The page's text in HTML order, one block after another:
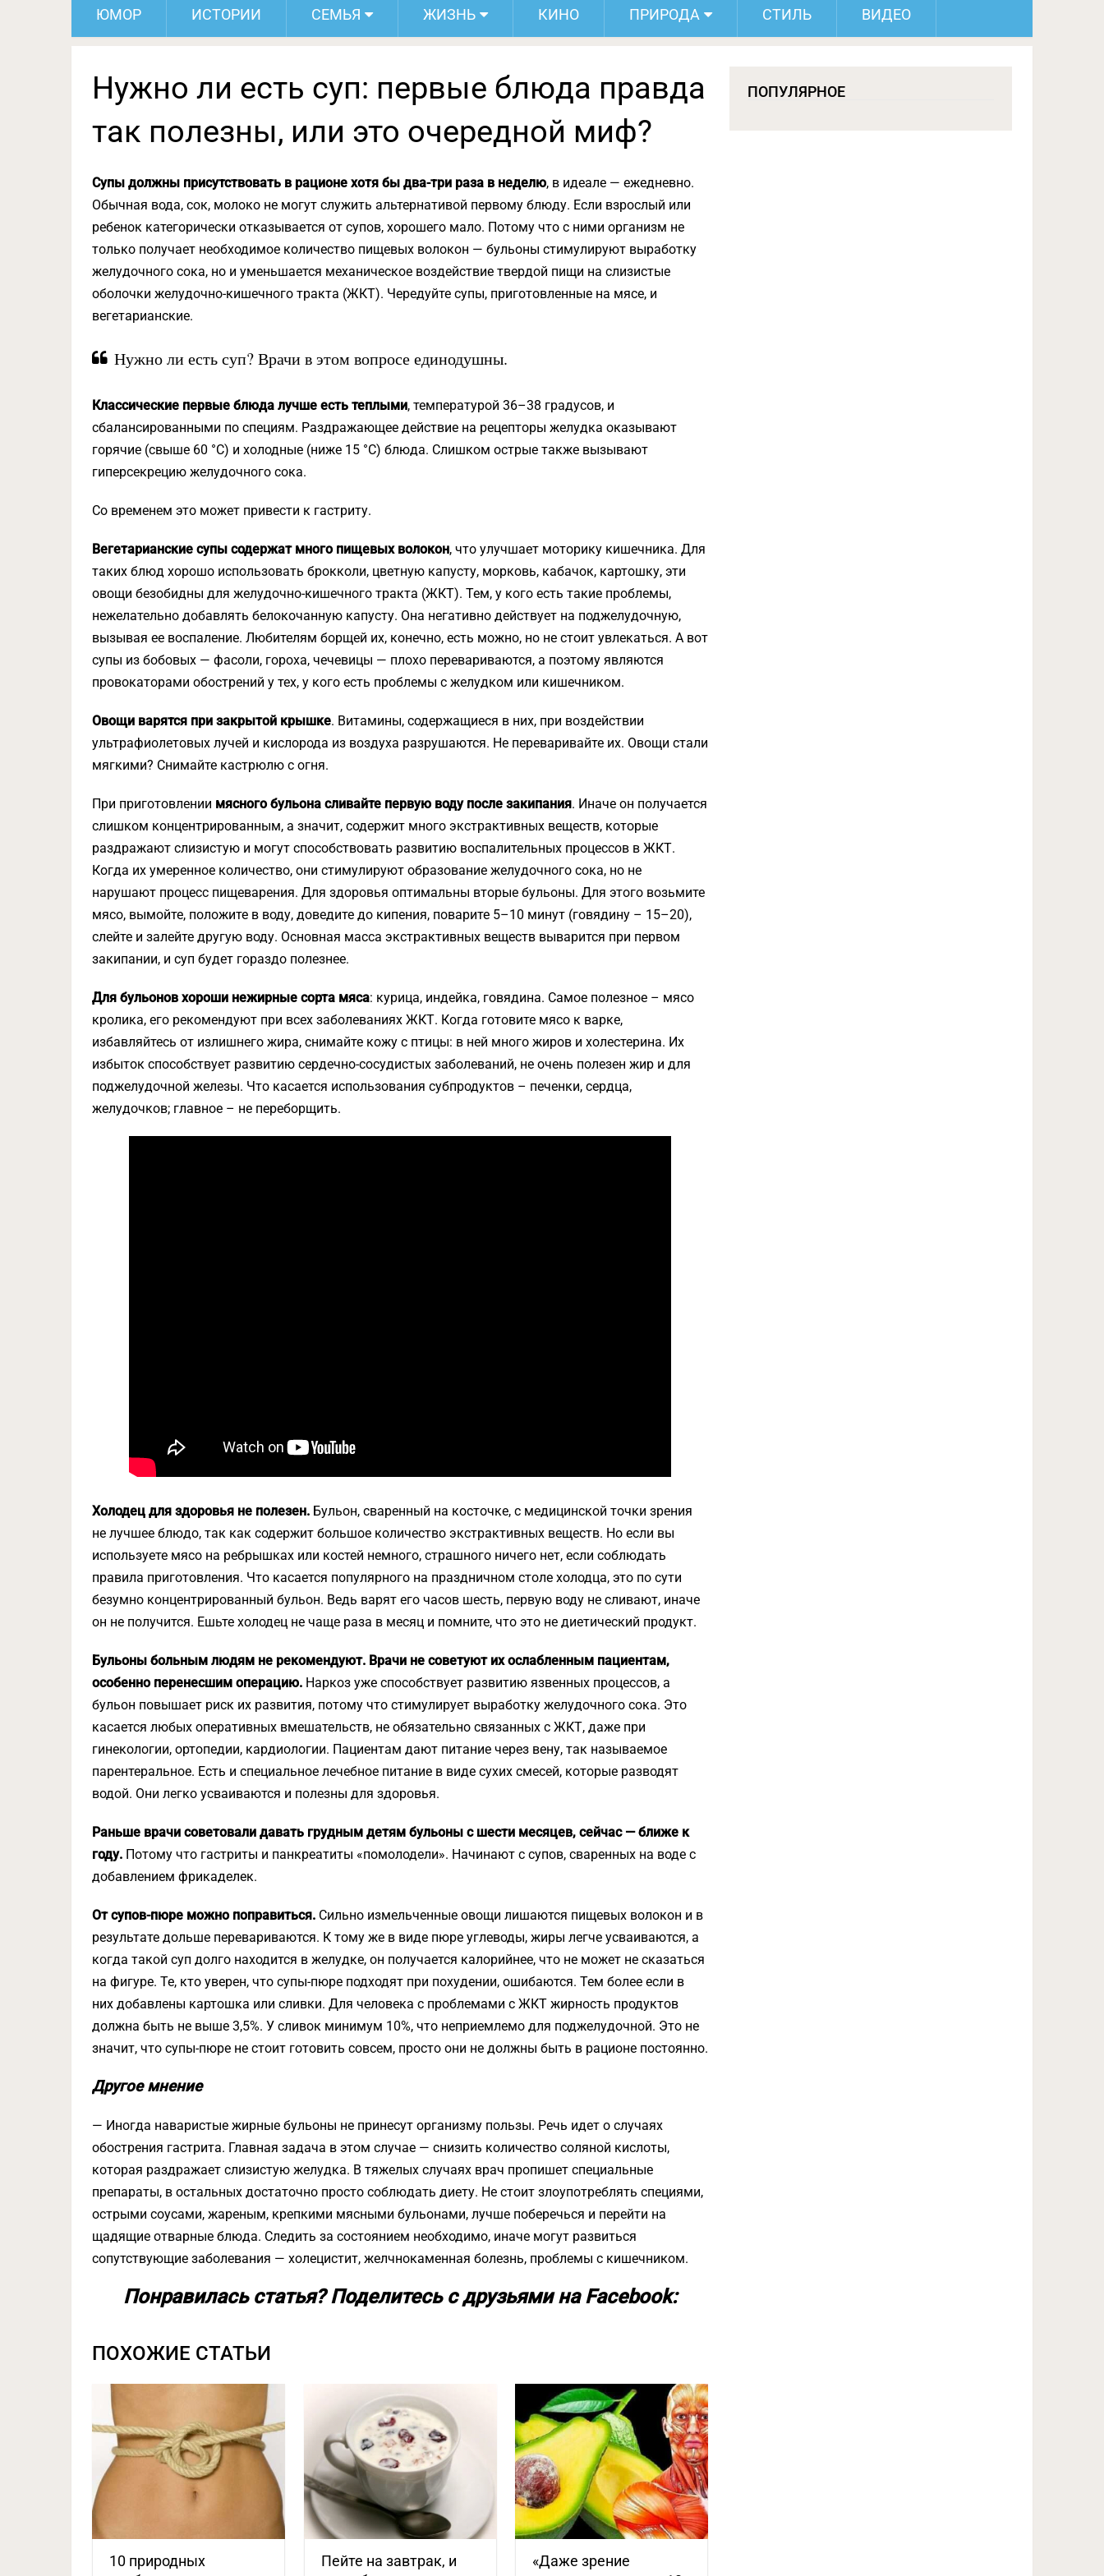
ЮМОР ИСТОРИИ СЕМЬЯ ЖИЗНЬ КИНО ПРИРОДА СТИЛЬ ВИДЕО
Нужно ли есть суп: первые блюда правда
так полезны, или это очередной миф?
Супы должны присутствовать в рационе хотя бы два-три раза в неделю, в идеале — ежедневно.
Обычная вода, сок, молоко не могут служить альтернативой первому блюду. Если взрослый или
ребенок категорически отказывается от супов, хорошего мало. Потому что с ними организм не
только получает необходимое количество пищевых волокон — бульоны стимулируют выработку
желудочного сока, но и уменьшается механическое воздействие твердой пищи на слизистые
оболочки желудочно-кишечного тракта (ЖКТ). Чередуйте супы, приготовленные на мясе, и
вегетарианские.
Нужно ли есть суп? Врачи в этом вопросе единодушны.
Классические первые блюда лучше есть теплыми, температурой 36–38 градусов, и
сбалансированными по специям. Раздражающее действие на рецепторы желудка оказывают
горячие (свыше 60 °С) и холодные (ниже 15 °С) блюда. Слишком острые также вызывают
гиперсекрецию желудочного сока.
Со временем это может привести к гастриту.
Вегетарианские супы содержат много пищевых волокон, что улучшает моторику кишечника. Для
таких блюд хорошо использовать брокколи, цветную капусту, морковь, кабачок, картошку, эти
овощи безобидны для желудочно-кишечного тракта (ЖКТ). Тем, у кого есть такие проблемы,
нежелательно добавлять белокочанную капусту. Она негативно действует на поджелудочную,
вызывая ее воспаление. Любителям борщей их, конечно, есть можно, но не стоит увлекаться. А вот
супы из бобовых — фасоли, гороха, чечевицы — плохо перевариваются, а поэтому являются
провокаторами обострений у тех, у кого есть проблемы с желудком или кишечником.
Овощи варятся при закрытой крышке. Витамины, содержащиеся в них, при воздействии
ультрафиолетовых лучей и кислорода из воздуха разрушаются. Не переваривайте их. Овощи стали
мягкими? Снимайте кастрюлю с огня.
При приготовлении мясного бульона сливайте первую воду после закипания. Иначе он получается
слишком концентрированным, а значит, содержит много экстрактивных веществ, которые
раздражают слизистую и могут способствовать развитию воспалительных процессов в ЖКТ.
Когда их умеренное количество, они стимулируют образование желудочного сока, но не
нарушают процесс пищеварения. Для здоровья оптимальны вторые бульоны. Для этого возьмите
мясо, вымойте, положите в воду, доведите до кипения, поварите 5–10 минут (говядину – 15–20),
слейте и залейте другую воду. Основная масса экстрактивных веществ выварится при первом
закипании, и суп будет гораздо полезнее.
Для бульонов хороши нежирные сорта мяса: курица, индейка, говядина. Самое полезное – мясо
кролика, его рекомендуют при всех заболеваниях ЖКТ. Когда готовите мясо к варке,
избавляйтесь от излишнего жира, снимайте кожу с птицы: в ней много жиров и холестерина. Их
избыток способствует развитию сердечно-сосудистых заболеваний, не очень полезен жир и для
поджелудочной железы. Что касается использования субпродуктов – печенки, сердца,
желудочков; главное – не переборщить.
Холодец для здоровья не полезен. Бульон, сваренный на косточке, с медицинской точки зрения
не лучшее блюдо, так как содержит большое количество экстрактивных веществ. Но если вы
используете мясо на ребрышках или костей немного, страшного ничего нет, если соблюдать
правила приготовления. Что касается популярного на праздничном столе холодца, это по сути
безумно концентрированный бульон. Ведь варят его часов шесть, первую воду не сливают, иначе
он не получится. Ешьте холодец не чаще раза в месяц и помните, что это не диетический продукт.
Бульоны больным людям не рекомендуют. Врачи не советуют их ослабленным пациентам,
особенно перенесшим операцию. Наркоз уже способствует развитию язвенных процессов, а
бульон повышает риск их развития, потому что стимулирует выработку желудочного сока. Это
касается любых оперативных вмешательств, не обязательно связанных с ЖКТ, даже при
гинекологии, ортопедии, кардиологии. Пациентам дают питание через вену, так называемое
парентеральное. Есть и специальное лечебное питание в виде сухих смесей, которые разводят
водой. Они легко усваиваются и полезны для здоровья.
Раньше врачи советовали давать грудным детям бульоны с шести месяцев, сейчас — ближе к
году. Потому что гастриты и панкреатиты «помолодели». Начинают с супов, сваренных на воде с
добавлением фрикаделек.
От супов-пюре можно поправиться. Сильно измельченные овощи лишаются пищевых волокон и в
результате дольше перевариваются. К тому же в виде пюре углеводы, жиры легче усваиваются, а
когда такой суп долго находится в желудке, он получается калорийнее, что не может не сказаться
на фигуре. Те, кто уверен, что супы-пюре подходят при похудении, ошибаются. Тем более если в
них добавлены картошка или сливки. Для человека с проблемами с ЖКТ жирность продуктов
должна быть не выше 3,5%. У сливок минимум 10%, что неприемлемо для поджелудочной. Это не
значит, что супы-пюре не стоит готовить совсем, просто они не должны быть в рационе постоянно.
Другое мнение
— Иногда наваристые жирные бульоны не принесут организму пользы. Речь идет о случаях
обострения гастрита. Главная задача в этом случае — снизить количество соляной кислоты,
которая раздражает слизистую желудка. В тяжелых случаях врач пропишет специальные
препараты, в остальных достаточно просто соблюдать диету. Не стоит злоупотреблять специями,
острыми соусами, жареным, крепкими мясными бульонами, лучше поберечься и перейти на
щадящие отварные блюда. Следить за состоянием необходимо, иначе могут развиться
сопутствующие заболевания — холецистит, желчнокаменная болезнь, проблемы с кишечником.
Понравилась статья? Поделитесь с друзьями на Facebook:
ПОХОЖИЕ СТАТЬИ
10 природных
Пейте на завтрак, и
«Даже зрение
ПОПУЛЯРНОЕ